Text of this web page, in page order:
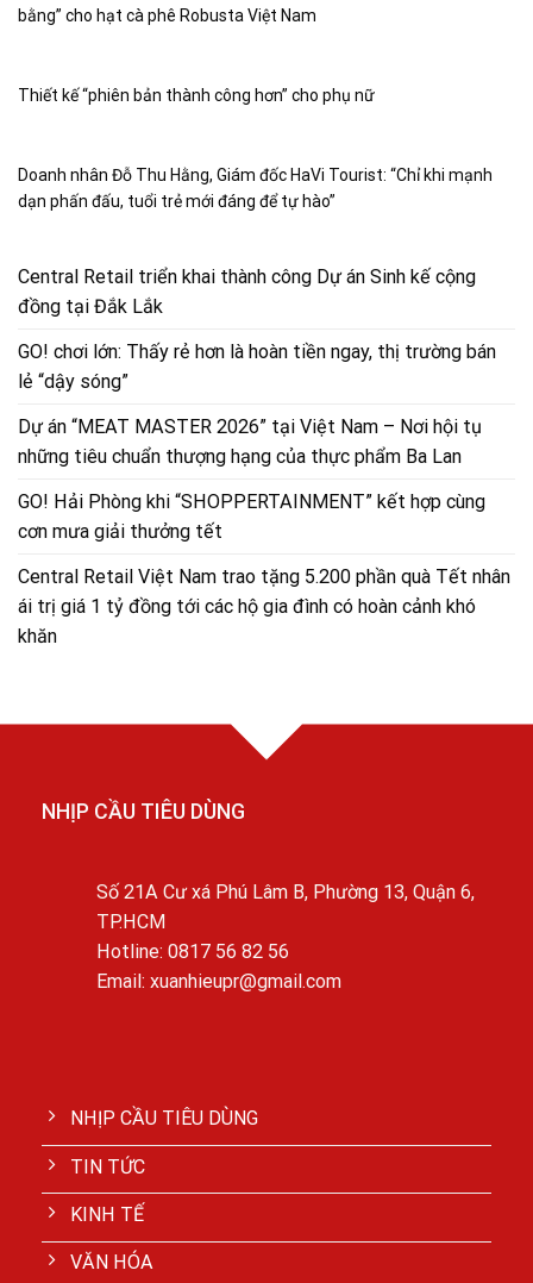
bằng” cho hạt cà phê Robusta Việt Nam
Thiết kế “phiên bản thành công hơn” cho phụ nữ
Doanh nhân Đỗ Thu Hằng, Giám đốc HaVi Tourist: “Chỉ khi mạnh
dạn phấn đấu, tuổi trẻ mới đáng để tự hào”
Central Retail triển khai thành công Dự án Sinh kế cộng
đồng tại Đắk Lắk
GO! chơi lớn: Thấy rẻ hơn là hoàn tiền ngay, thị trường bán
lẻ “dậy sóng”
Dự án “MEAT MASTER 2026” tại Việt Nam – Nơi hội tụ
những tiêu chuẩn thượng hạng của thực phẩm Ba Lan
GO! Hải Phòng khi “SHOPPERTAINMENT” kết hợp cùng
cơn mưa giải thưởng tết
Central Retail Việt Nam trao tặng 5.200 phần quà Tết nhân
ái trị giá 1 tỷ đồng tới các hộ gia đình có hoàn cảnh khó
khăn
NHỊP CẦU TIÊU DÙNG
Số 21A Cư xá Phú Lâm B, Phường 13, Quận 6,
TP.HCM
Hotline: 0817 56 82 56
Email: xuanhieupr@gmail.com
NHỊP CẦU TIÊU DÙNG
TIN TỨC
KINH TẾ
VĂN HÓA